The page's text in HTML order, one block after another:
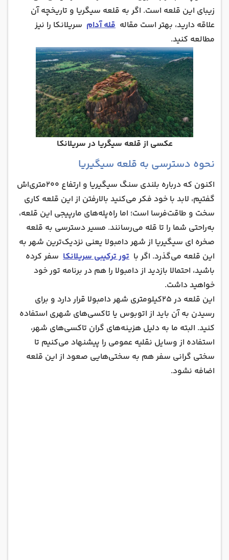
زیبای این قلعه است. اگر به قلعه سیگریا و تاریخچه آن
علاقه دارید، بهتر است مقاله قله آدام سریلانکا را نیز
مطالعه کنید.
عکسی از قلعه سیگریا در سریلانکا
نحوه دسترسی به قلعه سیگیریا
اکنون که درباره بلندی سنگ سیگیریا و ارتفاع 200متری‌اش
گفتیم، لابد با خود فکر می‌کنید بالارفتن از این قلعه کاری
سخت و طاقت‌فرسا است؛ اما راه‌پله‌های مارپیجی این قلعه،
به‌راحتی شما را تا قله می‌رسانند. مسیر دسترسی به قلعه
صخره ای سیگیریا از شهر دامبولا یعنی نزدیک‌ترین شهر به
این قلعه می‌گذرد. اگر با تور ترکیبی سریلانکا سفر کرده
باشید، احتمالا بازدید از دامبولا را هم در برنامه تور خود
خواهید داشت.
این قلعه در 25کیلومتری شهر دامبولا قرار دارد و برای
رسیدن به آن باید از اتوبوس یا تاکسی‌های شهری استفاده
کنید. البته ما به دلیل هزینه‌های گران تاکسی‌های شهر،
استفاده از وسایل نقلیه عمومی را پیشنهاد می‌کنیم تا
سختی گرانی سفر هم به سختی‌هایی صعود از این قلعه
اضافه نشود.